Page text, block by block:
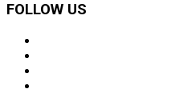
FOLLOW US